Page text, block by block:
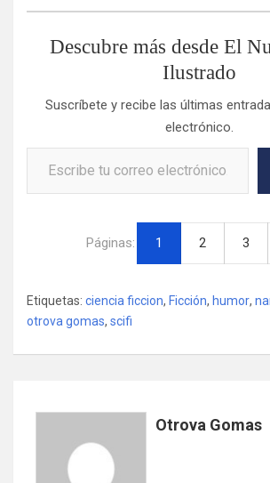
Descubre más desde El
Ilustrado
Suscríbete y recibe las últimas
electrónico.
Escribe tu correo electrónico…
Páginas: 1 2 3
Etiquetas: ciencia ficcion, Ficción, humor,
otrova gomas, scifi
Otrova Gomas